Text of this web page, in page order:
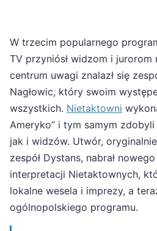
W trzecim popularnego
TV przyniósł widzom i jurorom
centrum uwagi znalazł się
Nagłowic, który swoim
wszystkich. Nietaktowni
Ameryko” i tym samym
jak i widzów. Utwór,
zespół Dystans, nabrał
interpretacji Nietaktownych,
lokalne wesela i imprezy, a
ogólnopolskiego programu.